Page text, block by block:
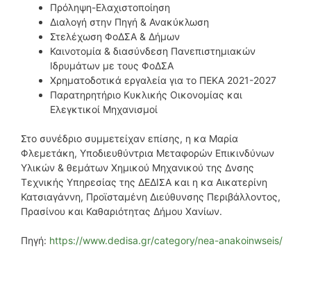
Πρόληψη-Ελαχιστοποίηση
Διαλογή στην Πηγή & Ανακύκλωση
Στελέχωση ΦοΔΣΑ & Δήμων
Καινοτομία & διασύνδεση Πανεπιστημιακών
Ιδρυμάτων με τους ΦοΔΣΑ
Χρηματοδοτικά εργαλεία για το ΠΕΚΑ 2021-2027
Παρατηρητήριο Κυκλικής Οικονομίας και
Ελεγκτικοί Μηχανισμοί
Στο συνέδριο συμμετείχαν επίσης, η κα Μαρία
Φλεμετάκη, Υποδιευθύντρια Μεταφορών Επικινδύνων
Υλικών & θεμάτων Χημικού Μηχανικού της Δνσης
Τεχνικής Υπηρεσίας της ΔΕΔΙΣΑ και η κα Αικατερίνη
Κατσιαγάννη, Προϊσταμένη Διεύθυνσης Περιβάλλοντος,
Πρασίνου και Καθαριότητας Δήμου Χανίων.
Πηγή: https://www.dedisa.gr/category/nea-anakoinwseis/